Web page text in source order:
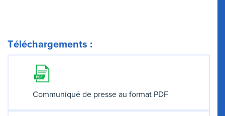
Téléchargements :
Communiqué de presse au format PDF